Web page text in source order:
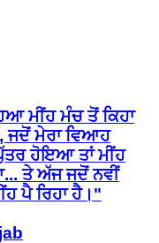
ਮੀਂਹ ਮੰਚ ਤੋਂ ਕਿਹਾ
ਜਦੋਂ ਮੇਰਾ ਵਿਆਹ
ਹੋਇਆ ਤਾਂ ਮੀਂਹ
ਤੇ ਅੱਜ ਜਦੋਂ ਨਵੀਂ
ਪੈ ਰਿਹਾ ਹੈ।"